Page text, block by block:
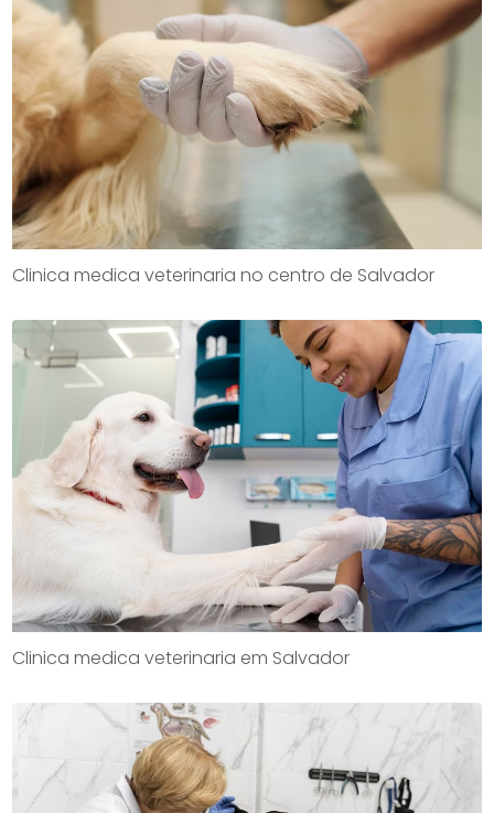
Clinica medica veterinaria no centro de Salvador
Clinica medica veterinaria em Salvador